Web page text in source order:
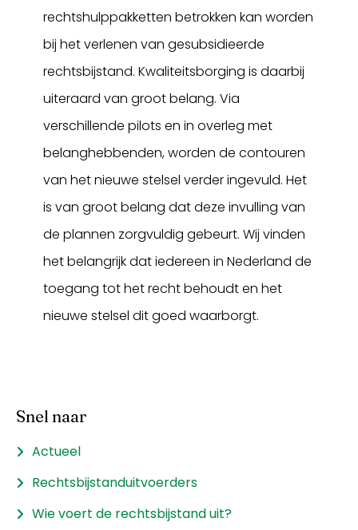
rechtshulppakketten betrokken kan worden
bij het verlenen van gesubsidieerde
rechtsbijstand. Kwaliteitsborging is daarbij
uiteraard van groot belang. Via
verschillende pilots en in overleg met
belanghebbenden, worden de contouren
van het nieuwe stelsel verder ingevuld. Het
is van groot belang dat deze invulling van
de plannen zorgvuldig gebeurt. Wij vinden
het belangrijk dat iedereen in Nederland de
toegang tot het recht behoudt en het
nieuwe stelsel dit goed waarborgt.
Snel naar
Actueel
Rechtsbijstanduitvoerders
Wie voert de rechtsbijstand uit?